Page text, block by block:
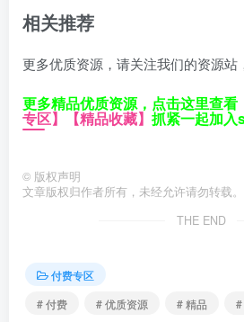
相关推荐
更多优质资源，请关注我们的资源
更多精品优质资源，点击这里查看
专区】 【精品收藏】 抓紧一起加入
© 版权声明
文章版权归作者所有，未经允许请勿转载。
THE END
付费专区
# 付费
# 优质资源 # 精品